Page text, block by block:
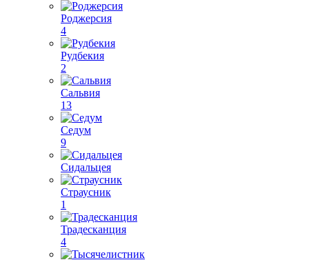
Роджерсия
4
Рудбекия
2
Сальвия
13
Седум
9
Сидальцея
Страусник
1
Традесканция
4